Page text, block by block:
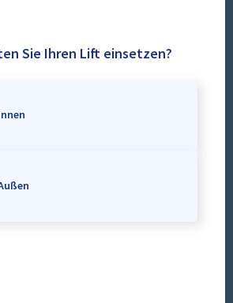
Sie Ihren Lift einsetzen?